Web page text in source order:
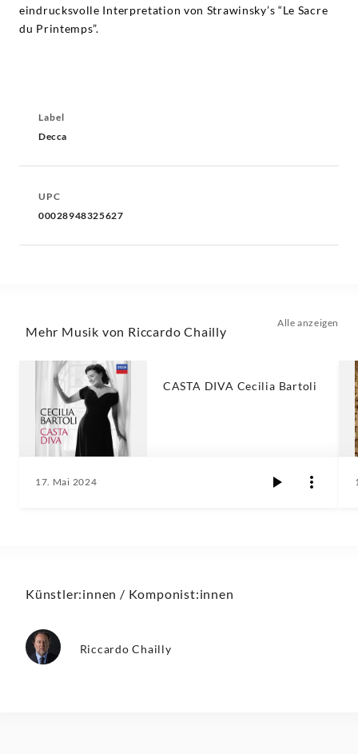
eindrucksvolle Interpretation von Strawinsky’s “Le Sacre
du Printemps”.
Label
Decca
UPC
00028948325627
Mehr Musik von Riccardo Chailly
Alle anzeigen
CASTA DIVA Cecilia Bartoli
17. Mai 2024
Künstler:innen / Komponist:innen
Riccardo Chailly